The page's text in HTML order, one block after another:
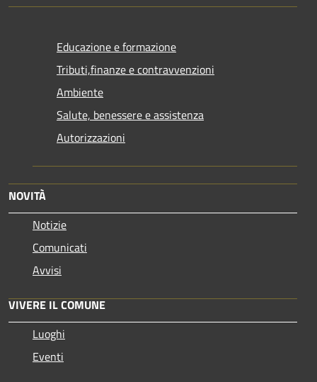
Educazione e formazione
Tributi,finanze e contravvenzioni
Ambiente
Salute, benessere e assistenza
Autorizzazioni
NOVITÀ
Notizie
Comunicati
Avvisi
VIVERE IL COMUNE
Luoghi
Eventi